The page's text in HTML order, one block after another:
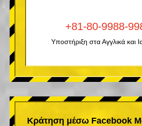
+81-80-9988-
Υποστήριξη στα Αγγλικά και
Κράτηση μέσω Facebook